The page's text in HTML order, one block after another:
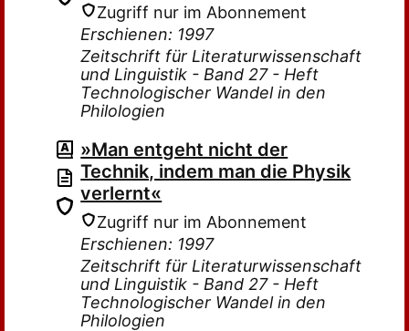
Zugriff nur im Abonnement
Erschienen: 1997
Zeitschrift für Literaturwissenschaft
und Linguistik - Band 27 - Heft
Technologischer Wandel in den
Philologien
»Man entgeht nicht der
Technik, indem man die Physik
verlernt«
Zugriff nur im Abonnement
Erschienen: 1997
Zeitschrift für Literaturwissenschaft
und Linguistik - Band 27 - Heft
Technologischer Wandel in den
Philologien